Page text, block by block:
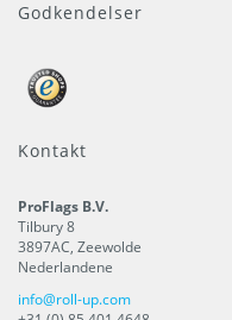
Godkendelser
Kontakt
ProFlags B.V.
Tilbury 8
3897AC, Zeewolde
Nederlandene
info@roll-up.com